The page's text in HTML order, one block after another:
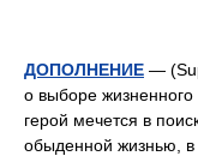
ДОПОЛНЕНИЕ —
о выборе
герой мечется в
обыденной жизнью, в